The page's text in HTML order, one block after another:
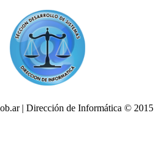
| Dirección de Informática © 2015